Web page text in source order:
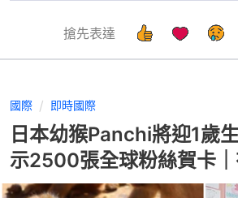
搶先表達
國際 即時國際
日本幼猴Panchi將迎1歲
示2500張全球粉絲賀卡